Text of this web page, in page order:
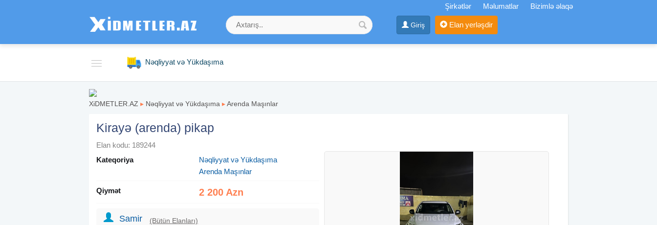
Şirkətlər Məlumatlar Bizimlə əlaqə
Giriş Elan yerləşdir
Nəqliyyat və Yükdaşıma
XiDMETLER.AZ ▸ Nəqliyyat və Yükdaşıma ▸Arenda Maşınlar
Kirayə (arenda) pikap
Elan kodu: 189244
Kateqoriya
Nəqliyyat və Yükdaşıma
Arenda Maşınlar
Qiymət 2 200 Azn
Samir (Bütün Elanları)